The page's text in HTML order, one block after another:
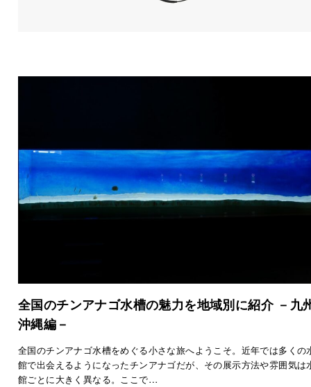
全国のチンアナゴ水槽の魅力を地域別に紹介 －九
沖縄編－
全国のチンアナゴ水槽をめぐる小さな旅へようこそ。近年では多くの
館で出会えるようになったチンアナゴだが、その展示方法や雰囲気は
館ごとに大きく異なる。ここで…